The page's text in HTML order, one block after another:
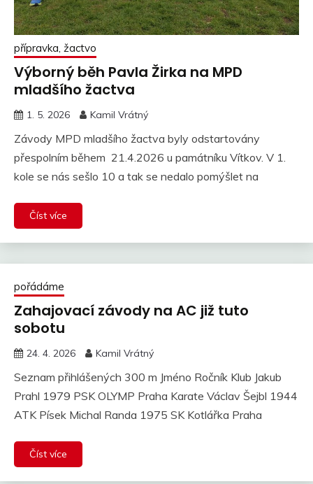
přípravka, žactvo
Výborný běh Pavla Žirka na MPD
mladšího žactva
1. 5. 2026 Kamil Vrátný
Závody MPD mladšího žactva byly odstartovány
přespolním během 21.4.2026 u památníku Vítkov. V 1.
kole se nás sešlo 10 a tak se nedalo pomýšlet na
Číst více
pořádáme
Zahajovací závody na AC již tuto
sobotu
24. 4. 2026 Kamil Vrátný
Seznam přihlášených 300 m Jméno Ročník Klub Jakub
Prahl 1979 PSK OLYMP Praha Karate Václav Šejbl 1944
ATK Písek Michal Randa 1975 SK Kotlářka Praha
Číst více